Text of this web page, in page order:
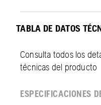
TABLA DE DATOS
Consulta todos los
técnicas del producto
ESPECIFICACIONES